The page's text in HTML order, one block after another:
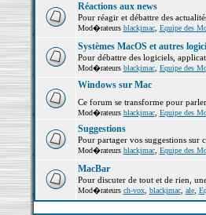
Réactions aux news
Pour réagir et débattre des
Mod�rateurs blackjmac, Equipe des
Systèmes MacOS et autres
Pour débattre des logiciels,
Mod�rateurs blackjmac, Equipe des
Windows sur Mac
Ce forum se transforme pour
Mod�rateurs blackjmac, Equipe des
Suggestions
Pour partager vos suggestions sur
Mod�rateurs blackjmac, Equipe des
MacBar
Pour discuter de tout et de rien,
Mod�rateurs ch-vox, blackjmac, ale,